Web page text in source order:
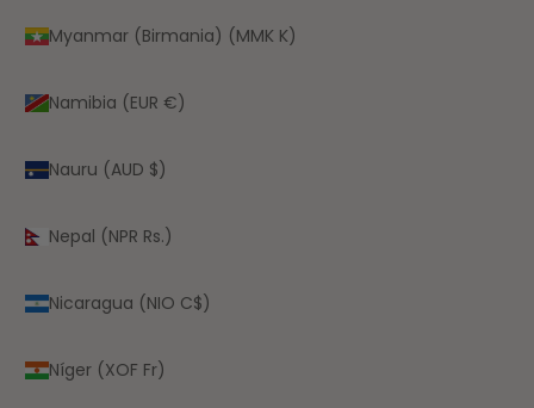
Myanmar (Birmania) (MMK K)
Namibia (EUR €)
Nauru (AUD $)
Nepal (NPR Rs.)
Nicaragua (NIO C$)
Níger (XOF Fr)